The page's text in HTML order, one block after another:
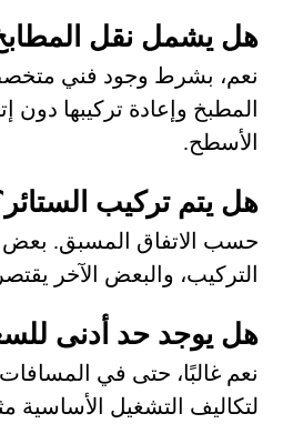
هل يشمل نقل
نعم، بشرط وجود فني
المطبخ وإعادة تركيبها دون
الأسطح.
هل يتم تركيب
حسب الاتفاق المسبق. بعض
التركيب، والبعض الآخر
هل يوجد حد أدنى
نعم غالبًا، حتى في المسافات
لتكاليف التشغيل الأساسية